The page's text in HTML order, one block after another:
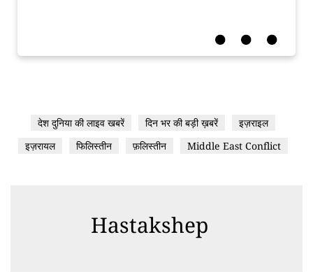
देश दुनिया की लाइव खबरें दिन भर की बड़ी ख़बरें
इज़राइल
इज़रायल
फिलिस्तीन फ़लिस्तीन Middle East Conflict
Hastakshep